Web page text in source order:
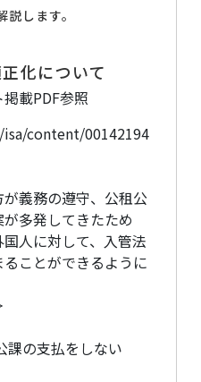
します。
化について
載PDF参照
content/00142194
義務の遵守、公租公
多発してきたため
人に対して、入管法
ことができるように
の支払をしない